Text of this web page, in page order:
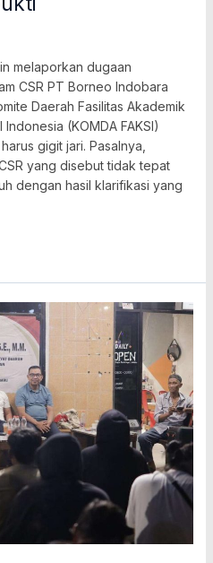
melaporkan dugaan
CSR PT Borneo Indobara
Daerah Fasilitas Akademik
(KOMDA FAKSI)
gigit jari. Pasalnya,
yang disebut tidak tepat
dengan hasil klarifikasi yang